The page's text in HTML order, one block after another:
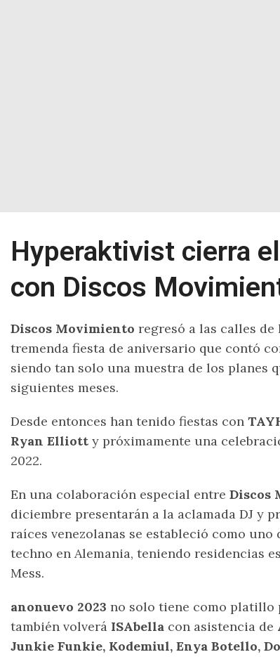
Hyperaktivist cierra
con Discos
Discos Movimiento regresó a las calles
tremenda fiesta de aniversario que contó
siendo tan solo una muestra de los planes
siguientes meses.
Desde entonces han tenido fiestas con
Ryan Elliott y próximamente una
2022.
En una colaboración especial entre Discos
diciembre presentarán a la aclamada DJ y
raíces venezolanas se estableció como
techno en Alemania, teniendo residencias
Mess.
anonuevo 2023 no solo tiene como platillo
también volverá ISAbella con asistencia de
Junkie Funkie, Kodemiul, Enya Botello,